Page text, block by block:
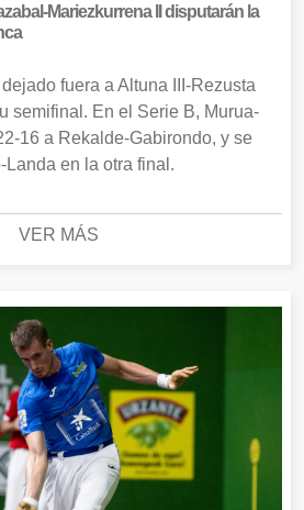
Mariezkurrena II disputarán la
fuera a Altuna III-Rezusta
semifinal. En el Serie B, Murua-
16 a Rekalde-Gabirondo, y se
en la otra final.
VER MÁS